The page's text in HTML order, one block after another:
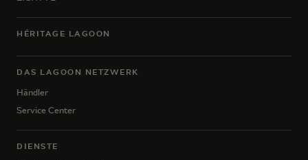
HÉRITAGE LAGOON
DAS LAGOON NETZWERK
Händler
Service Center
DIENSTE